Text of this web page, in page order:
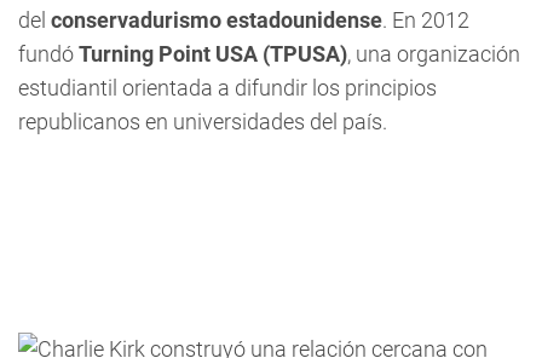
del conservadurismo estadounidense. En 2012
fundóTurning Point USA (TPUSA), una organización
estudiantil orientada a difundir los principios
republicanos en universidades del país.